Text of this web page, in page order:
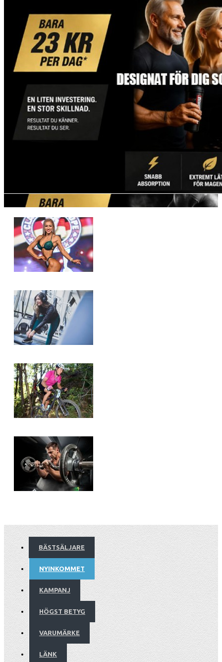
BÄSTSÄLJARE
NYINKOMMET
KAMPANJ
HÖGST BETYG
VARUMÄRKE
LÄNK